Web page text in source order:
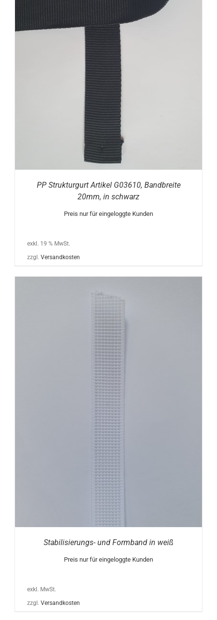
PP Strukturgurt Artikel G03610, Bandbreite
20mm, in schwarz
Preis nur für eingeloggte Kunden
exkl. 19 % MwSt.
zzgl. Versandkosten
Stabilisierungs- und Formband in weiß
Preis nur für eingeloggte Kunden
exkl. MwSt.
zzgl. Versandkosten